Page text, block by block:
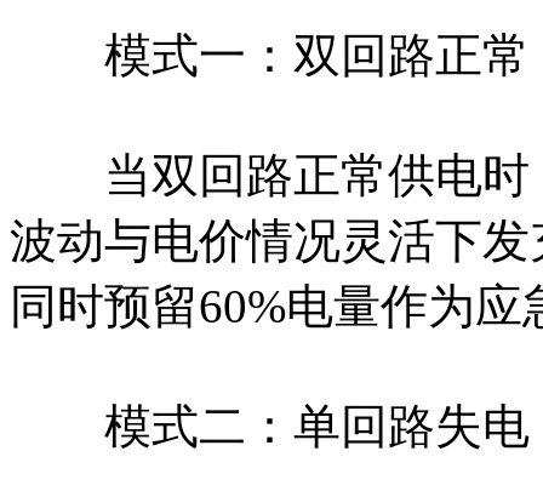
模式一：双回路正常
当双回路正常供电时
波动与电价情况灵活下
同时预留60%电量作为
模式二：单回路失电